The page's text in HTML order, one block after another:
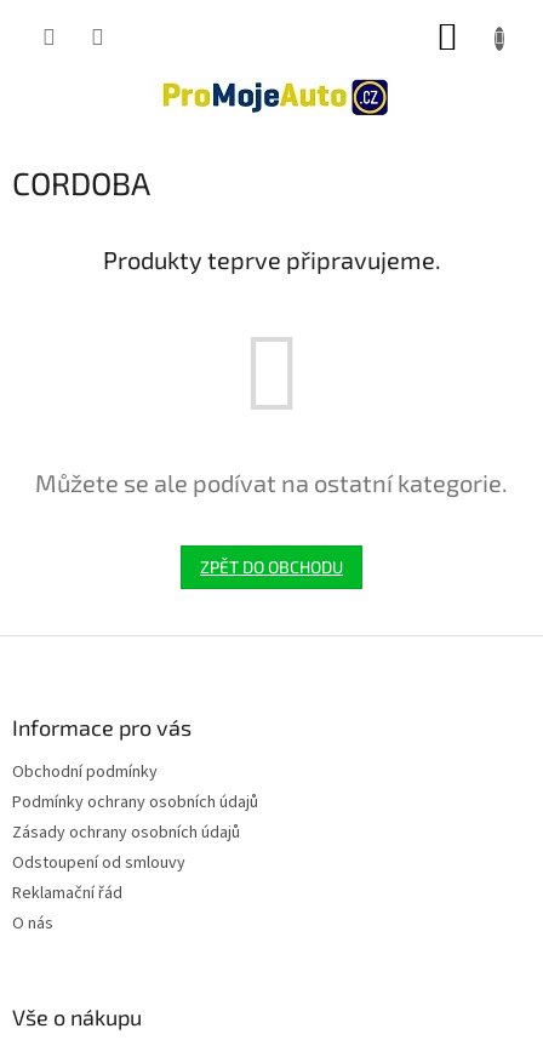
CORDOBA
Produkty teprve připravujeme.
Můžete se ale podívat na ostatní kategorie.
ZPĚT DO OBCHODU
Informace pro vás
Obchodní podmínky
Podmínky ochrany osobních údajů
Zásady ochrany osobních údajů
Odstoupení od smlouvy
Reklamační řád
O nás
Vše o nákupu